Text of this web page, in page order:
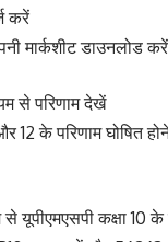
करें
मार्कशीट डाउनलोड करें
से परिणाम देखें
और 12 के परिणाम
यूपीएमएसपी कक्षा 10